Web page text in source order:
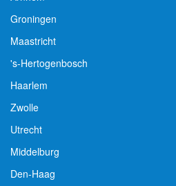
Groningen
Maastricht
's-Hertogenbosch
Haarlem
Zwolle
Utrecht
Middelburg
Den-Haag